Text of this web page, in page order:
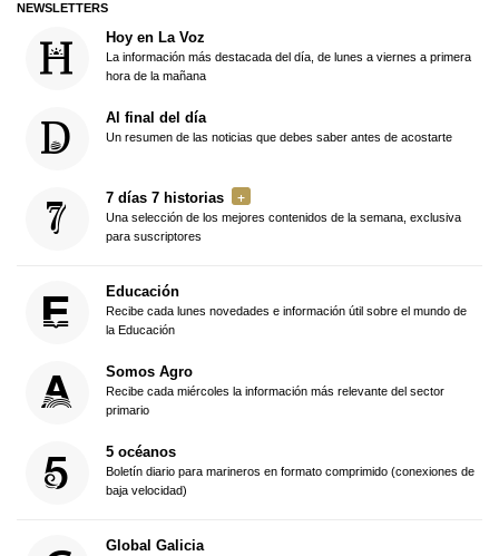
NEWSLETTERS
Hoy en La Voz
La información más destacada del día, de lunes a viernes a primera
hora de la mañana
Al final del día
Un resumen de las noticias que debes saber antes de acostarte
7 días 7 historias
Una selección de los mejores contenidos de la semana, exclusiva
para suscriptores
Educación
Recibe cada lunes novedades e información útil sobre el mundo de
la Educación
Somos Agro
Recibe cada miércoles la información más relevante del sector
primario
5 océanos
Boletín diario para marineros en formato comprimido (conexiones de
baja velocidad)
Global Galicia